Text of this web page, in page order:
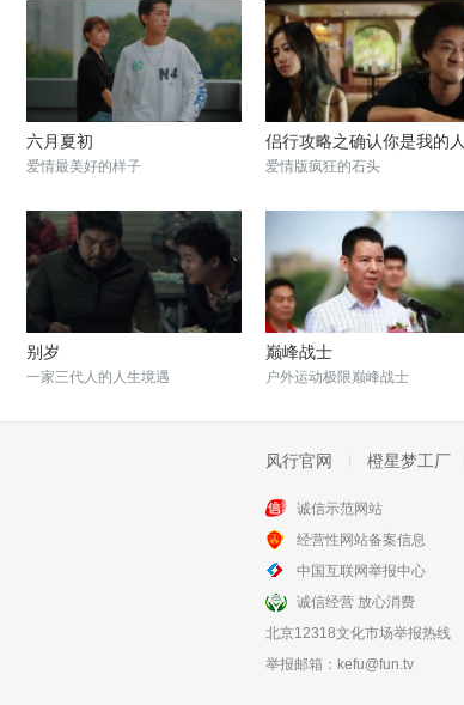
六月夏初
爱情最美好的样子
侣行攻略之确认你是我的人
爱情版疯狂的石头
别岁
一家三代人的人生境遇
巅峰战士
户外运动极限巅峰战士
守信少年
风行官网 橙星梦工厂
诚信示范网站
经营性网站备案信息
中国互联网举报中心
诚信经营 放心消费
北京12318文化市场举报热线
举报邮箱： kefu@fun.tv